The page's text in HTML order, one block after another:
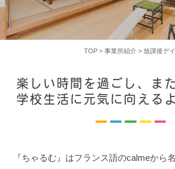
TOP> 事業所紹介> 放課後デ
楽しい時間を過ごし、ま
学校生活に元気に向える
『ちゃるむ』はフランス語のcalmeから